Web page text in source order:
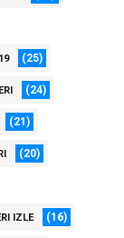
(25)
(24)
(21)
(20)
IZLE (16)